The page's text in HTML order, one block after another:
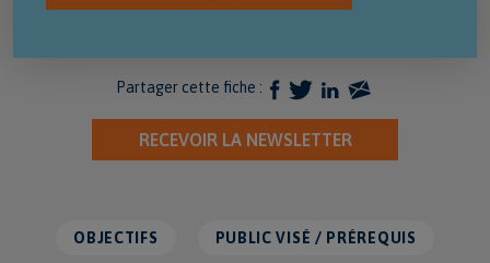
Partager cette fiche :
RECEVOIR LA NEWSLETTER
OBJECTIFS PUBLIC VISÉ / PRÉREQUIS